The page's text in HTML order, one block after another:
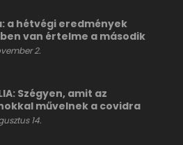
a hétvégi eredmények
van értelme a második
2.
Szégyen, amit az
művelnek a covidra
14.